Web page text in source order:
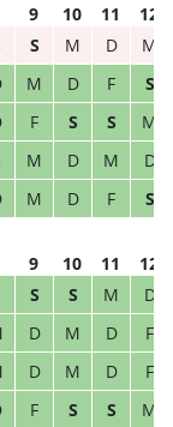
9 10 11
12
S M D
M
M D F
S
F S S
M
M D M
D
M D F S
9 10 11
12
S S M
D
D M D
F
D M D
F
F S S
M